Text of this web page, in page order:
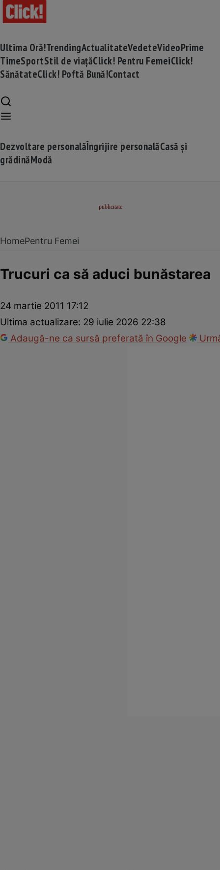
Ultima Oră!TrendingActualitateVedeteVideoPrime
TimeSportStil de viațăClick! Pentru FemeiClick!
SănătateClick! Poftă Bună!Contact
Dezvoltare personalăÎngrijire personalăCasă și
grădinăModă
HomePentru Femei
Trucuri ca să aduci bunăstarea
24 martie 2011 17:12
Ultima actualizare: 29 iulie 2026 22:38
Adaugă-ne ca sursă preferată în Google